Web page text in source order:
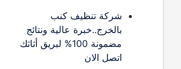
شركة تنظيف كنب
بالخرج..خبرة عالية ونتائج
مضمونة 100% لبريق أثاثك
اتصل الان